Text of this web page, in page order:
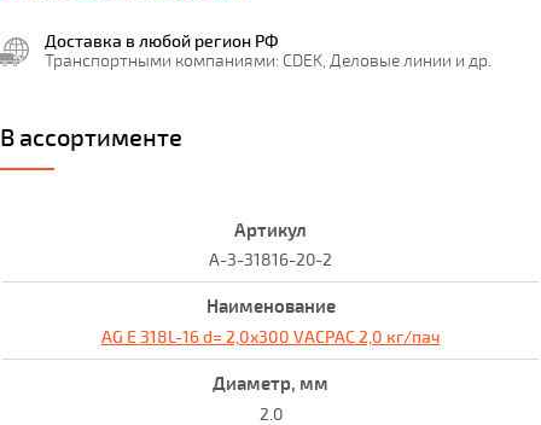
Доставка в любой регион РФ
Транспортными компаниями: CDEK, Деловые линии и др.
В ассортименте
A-3-31816-20-2
AG E 318L-16 d= 2,0x300 VACPAC 2,0 кг/пач
2.0